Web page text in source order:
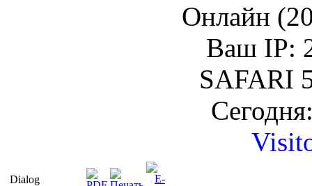
Онлайн
Ваш IP:
SAFARI
Dialog